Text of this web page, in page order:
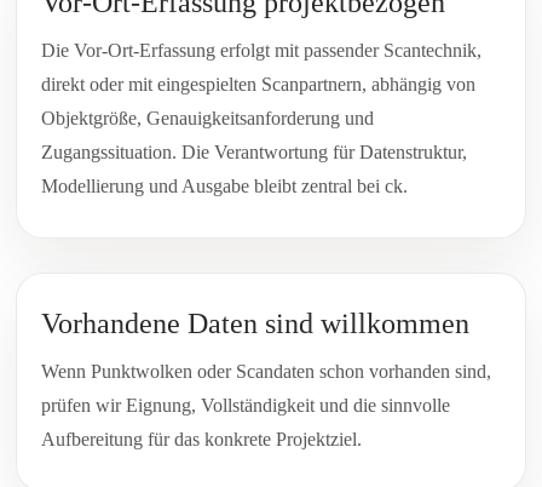
Die Vor-Ort-Erfassung erfolgt mit passender Scantechnik,
direkt oder mit eingespielten Scanpartnern, abhängig von
Objektgröße, Genauigkeitsanforderung und
Zugangssituation. Die Verantwortung für Datenstruktur,
Modellierung und Ausgabe bleibt zentral bei ck.
Vorhandene Daten sind willkommen
Wenn Punktwolken oder Scandaten schon vorhanden sind,
prüfen wir Eignung, Vollständigkeit und die sinnvolle
Aufbereitung für das konkrete Projektziel.